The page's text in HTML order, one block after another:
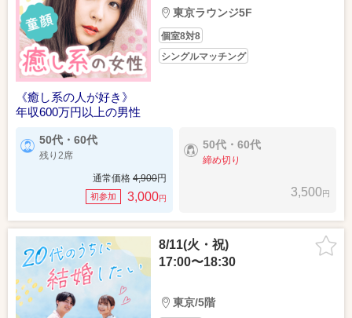
東京ラウンジ5F
個室8対8
シングルマッチング
《癒し系の人が好き》
年収600万円以上の男性
50代・60代
残り2席
通常価格 4,900円
初参加 3,000円
50代・60代
締め切り
3,500円
8/11(火・祝)
17:00〜18:30
東京/5階